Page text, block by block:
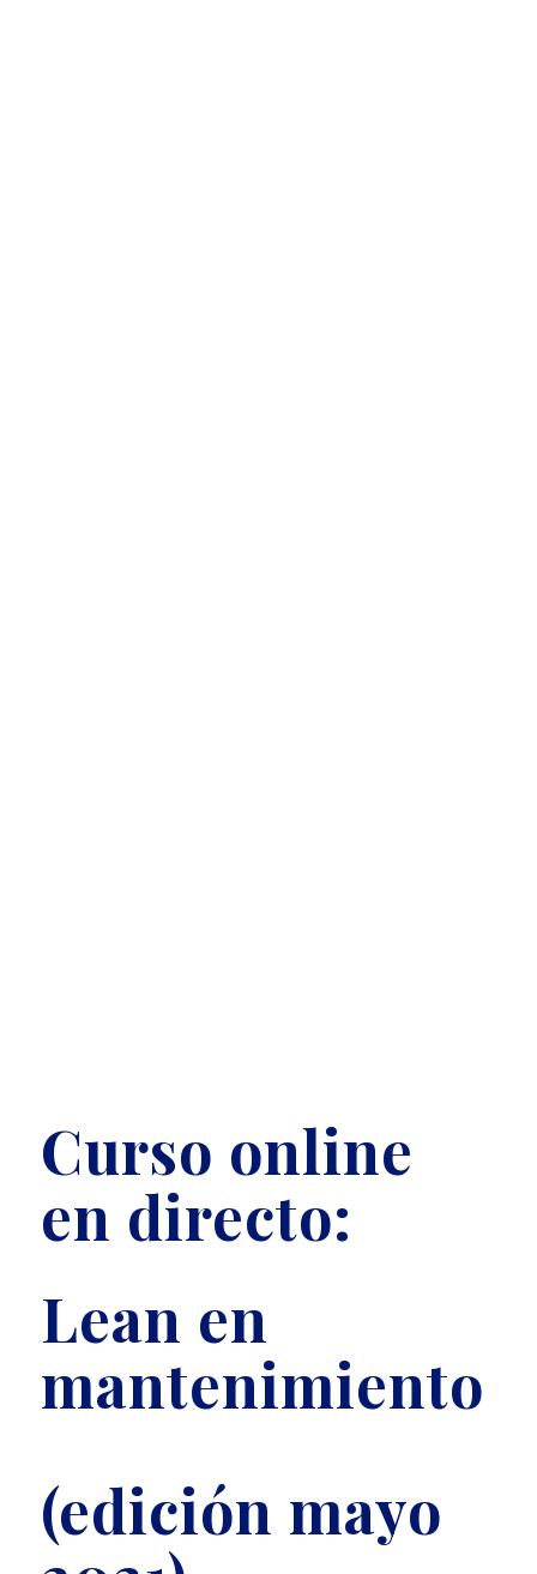
Curso online
en directo:
Lean en
mantenimiento
(edición mayo